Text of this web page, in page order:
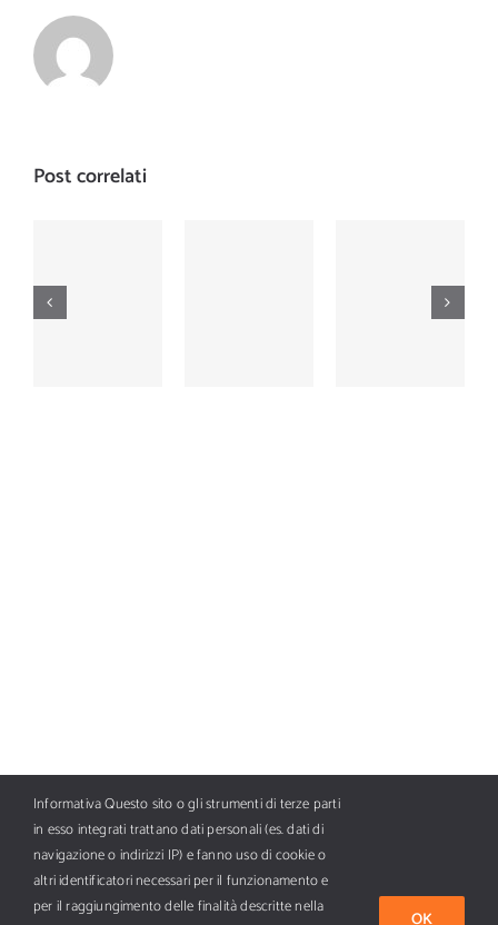
Post correlati
Nautica
Nautica
Informativa Questo sito o gli strumenti di terze parti
in esso integrati trattano dati personali (es. dati di
navigazione o indirizzi IP) e fanno uso di cookie o
altri identificatori necessari per il funzionamento e
per il raggiungimento delle finalità descritte nella
OK